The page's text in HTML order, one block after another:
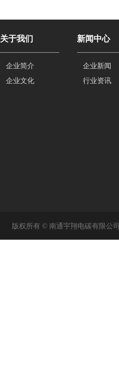
关于我们
企业简介
企业文化
新闻中心
企业新闻
行业资讯
版权所有 © 南通宇翔电碳有限公司